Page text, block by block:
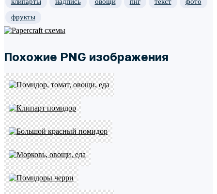
фрукты
Похожие PNG изображения